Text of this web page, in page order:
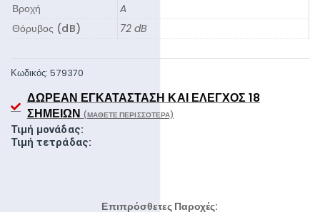
Βροχή
A
Θόρυβος (dB)
72 dB
Κωδικός:579370
ΔΩΡΕΆΝ ΕΓΚΑΤΆΣΤΑΣΗ ΚΑΙ ΈΛΕΓΧΟΣ 18
ΣΗΜΕΊΩΝ (ΜΆΘΕΤΕ ΠΕΡΙΣΣΌΤΕΡΑ)
Τιμή μονάδας:
Τιμή τετράδας:
Επιπρόσθετες Παροχές: